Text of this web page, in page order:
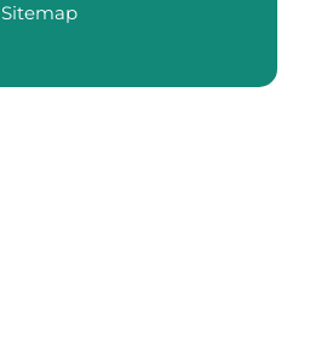
Sitemap